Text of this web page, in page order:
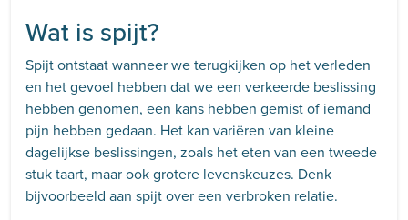
Wat is spijt?
Spijt ontstaat wanneer we terugkijken op het verleden
en het gevoel hebben dat we een verkeerde beslissing
hebben genomen, een kans hebben gemist of iemand
pijn hebben gedaan. Het kan variëren van kleine
dagelijkse beslissingen, zoals het eten van een tweede
stuk taart, maar ook grotere levenskeuzes. Denk
bijvoorbeeld aan spijt over een verbroken relatie.